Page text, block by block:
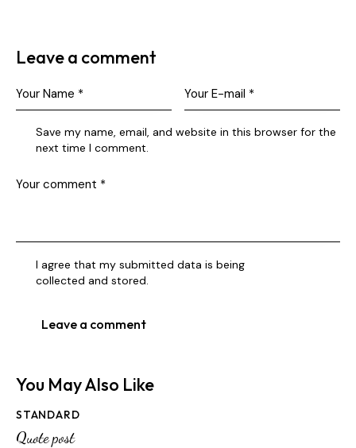
Leave a comment
Save my name, email, and website in this browser for the
next time I comment.
I agree that my submitted data is being
collected and stored.
You May Also Like
STANDARD
Quote post